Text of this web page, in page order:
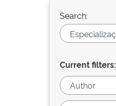
Search:
Current filters: